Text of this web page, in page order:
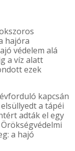
hajóra
védelem alá
a víz alatt
ezek
kapcsán
a tápéi
adták el egy
a hajó